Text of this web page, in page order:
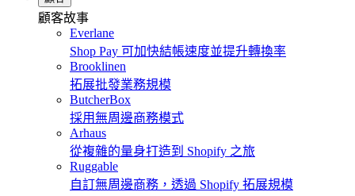
顧客故事
Everlane
Shop Pay 可加快結帳速度並提升轉換率
Brooklinen
拓展批發業務規模
ButcherBox
採用無周邊商務模式
Arhaus
從複雜的量身打造到 Shopify 之旅
Ruggable
自訂無周邊商務，透過 Shopify 拓展規模